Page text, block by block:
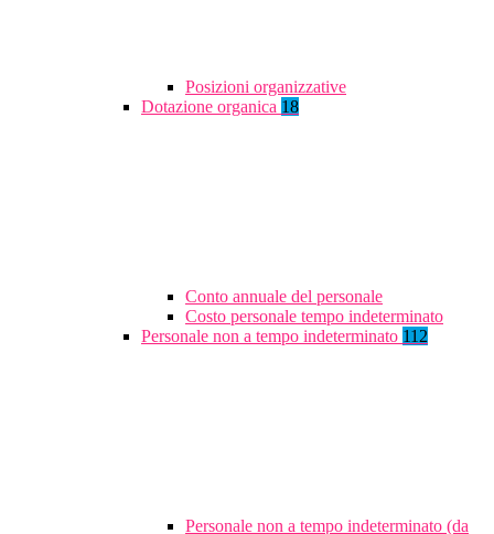
Posizioni organizzative
Dotazione organica 18
Conto annuale del personale
Costo personale tempo indeterminato
Personale non a tempo indeterminato 112
Personale non a tempo indeterminato (da